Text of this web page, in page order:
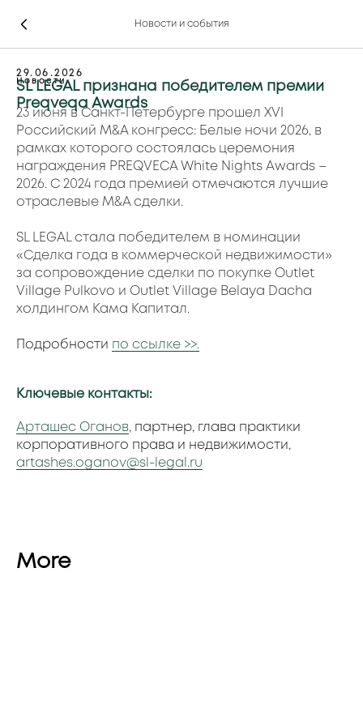
Новости и события
29.06.2026
Новости
SL LEGAL признана победителем премии
Preqveqa Awards
23 июня в Санкт-Петербурге прошел XVI
Российский M&A конгресс: Белые ночи 2026, в
рамках которого состоялась церемония
награждения PREQVECA White Nights Awards –
2026. С 2024 года премией отмечаются лучшие
отраслевые M&A сделки.
SL LEGAL стала победителем в номинации
«Сделка года в коммерческой недвижимости»
за сопровождение сделки по покупке Outlet
Village Pulkovo и Outlet Village Belaya Dacha
холдингом Кама Капитал.
Подробности по ссылке >>.
Ключевые контакты:
Арташес Оганов, партнер, глава практики
корпоративного права и недвижимости,
artashes.oganov@sl-legal.ru
More